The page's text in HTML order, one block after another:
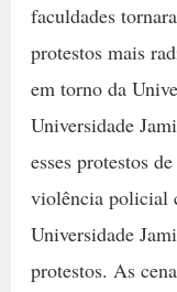
faculdades
protestos mais
em torno da
Universidade
esses protestos
violência policial
Universidade
protestos. As